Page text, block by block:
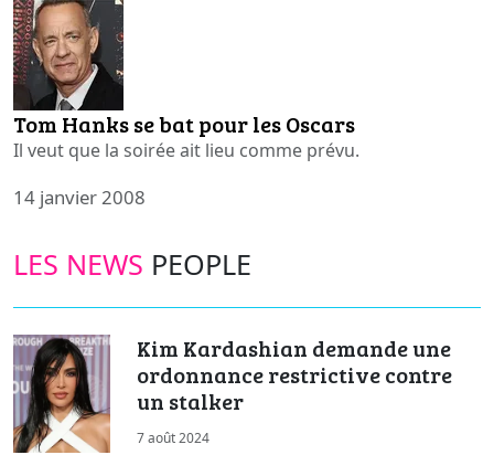
Tom Hanks se bat pour les Oscars
Il veut que la soirée ait lieu comme prévu.
14 janvier 2008
LES NEWS PEOPLE
Kim Kardashian demande une
ordonnance restrictive contre
un stalker
7 août 2024